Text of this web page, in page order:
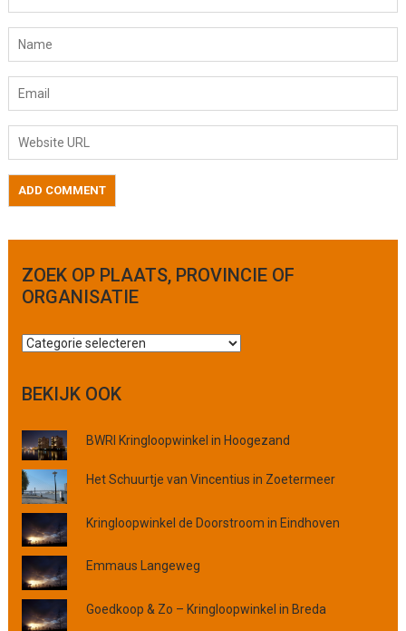
ZOEK OP PLAATS, PROVINCIE OF
ORGANISATIE
Z
k
p
p
l
a
a
t
,
p
r
BEKIJK OOK
BWRI Kringloopwinkel in Hoogezand
Het Schuurtje van Vincentius in Zoetermeer
Kringloopwinkel de Doorstroom in Eindhoven
Emmaus Langeweg
Goedkoop & Zo – Kringloopwinkel in Breda